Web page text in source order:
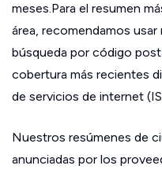
meses.Para el resumen
área, recomendamos
búsqueda por código
cobertura más recientes
de servicios de internet
Nuestros resúmenes de
anunciadas por los